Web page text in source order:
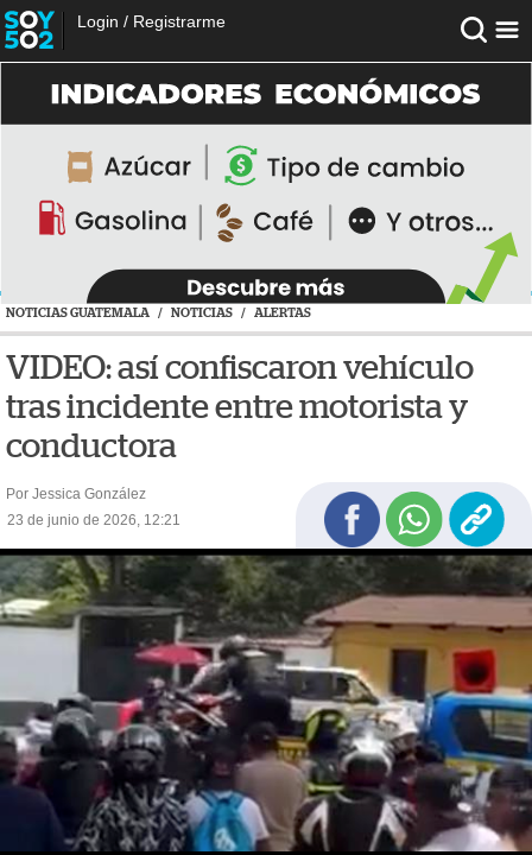
Login / Registrarme
NOTICIAS GUATEMALA / NOTICIAS / ALERTAS
VIDEO: así confiscaron vehículo
tras incidente entre motorista y
conductora
Por Jessica González
23 de junio de 2026, 12:21